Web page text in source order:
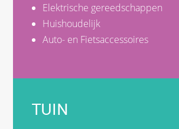
Elektrische gereedschappen
Huishoudelijk
Auto- en Fietsaccessoires
TUIN